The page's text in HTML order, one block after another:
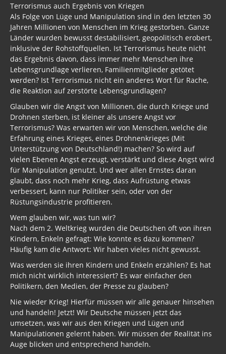
Terrorismus auch Ergebnis von Kriegen
Als Folge von Lüge und Manipulation sind in den letzten 30
Jahren Millionen von Menschen im Krieg gestorben. Ganze
Länder wurden bewusst destabilisiert, geopolitisch erobert,
inklusive der Rohstoffquellen. Ist Terrorismus heute nicht
das Ergebnis davon, dass immer mehr Menschen ihre
Lebensgrundlage verlieren, Familienmitglieder getötet
werden? Ist Terrorismus nicht ein anderes Wort für Rache,
die Reaktion auf zerstörte Lebensgrundlagen?
Glauben wir die Angst von Millionen, die durch Kriege und
Drohnen sterben, ist kleiner als unsere Angst vor
Terrorismus? Was erwarten wir von Menschen, welche die
Erfahrung eines Krieges, eines Drohnenkrieges (Mit
Unterstützung von Deutschland!) machen? So wird auf
vielen Ebenen Angst erzeugt, verstärkt und diese Angst wird
für Manipulation genutzt. Und wer allen Ernstes daran
glaubt, dass noch mehr Krieg, dass Aufrüstung etwas
verbessert, kann nur Politiker sein, oder von der
Rüstungsindustrie profitieren.
Wem glauben wir, was tun wir?
Nach dem 2. Weltkrieg wurden die Deutschen oft von ihren
Kindern, Enkeln gefragt: Wie konnte es dazu kommen?
Häufig kam die Antwort: Wir haben vieles nicht gewusst.
Was werden sie ihren Kindern und Enkeln erzählen? Es hat
mich nicht wirklich interessiert? Es war einfacher den
Politikern, den Medien, der Presse zu glauben?
Nie wieder Krieg! Hierfür müssen wir alle genauer hinsehen
und handeln! Jetzt! Wir Deutsche müssen jetzt das
umsetzen, was wir aus den Kriegen und Lügen und
Manipulationen gelernt haben. Wir müssen der Realität ins
Auge blicken und entsprechend handeln.